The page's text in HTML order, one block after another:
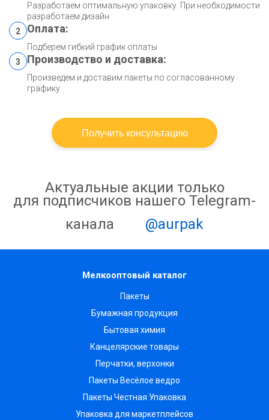
Разработаем оптимальную упаковку. При необходимости
разработаем дизайн
2
Оплата:
Подберем гибкий график оплаты
3
Производство и доставка:
Произведем и доставим пакеты по согласованному
графику
Получить консультацию
Актуальные акции только
для подписчиков нашего Telegram-
канала
@aurpak
Мелкооптовый каталог
Пакеты
Бумажная продукция
Бытовая химия
Канцелярские товары
Перчатки, верхонки
Пакеты Весёлое ведро
Пакеты Честная Упаковка
Упаковка для маркетплейсов